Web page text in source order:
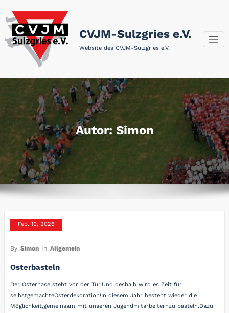
Inhalt
springen
CVJM-Sulzgries e.V.
Website des CVJM-Sulzgries e.V.
Autor: Simon
Feb. 10, 2026
By Simon In Allgemein
Osterbasteln
Der Osterhase steht vor der Tür.Und deshalb wird es Zeit für
selbstgemachteOsterdekoration!In diesem Jahr besteht wieder die
Möglichkeit,gemeinsam mit unseren Jugendmitarbeiternzu basteln.Dazu